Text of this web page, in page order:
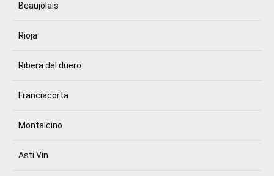
Beaujolais
Rioja
Ribera del duero
Franciacorta
Montalcino
Asti Vin